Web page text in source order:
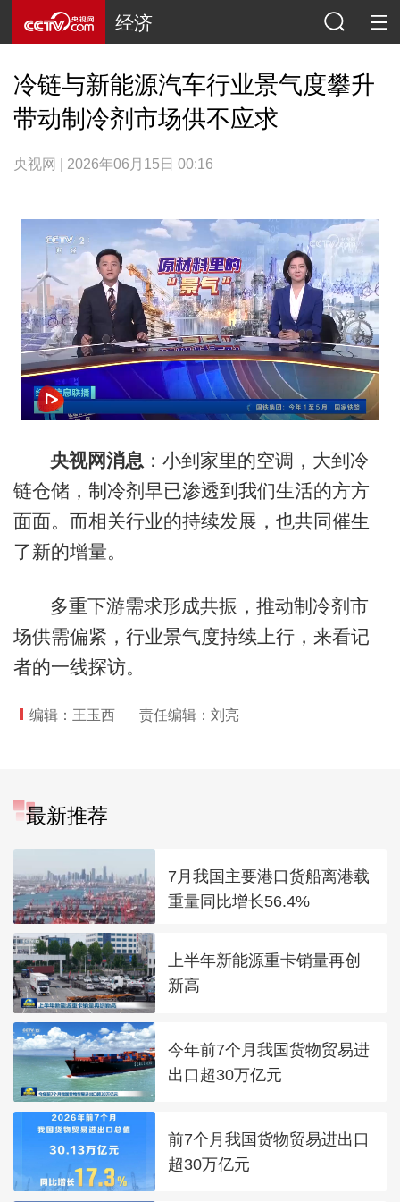
经济
冷链与新能源汽车行业景气度攀升
带动制冷剂市场供不应求
央视网 | 2026年06月15日 00:16
央视网消息 ：小到家里的空调，大到冷
链仓储，制冷剂早已渗透到我们生活的方方
面面。而相关行业的持续发展，也共同催生
了新的增量。
多重下游需求形成共振，推动制冷剂市
场供需偏紧，行业景气度持续上行，来看记
者的一线探访。
编辑：王玉西 责任编辑：刘亮
最新推荐
7月我国主要港口货船离港载
重量同比增长56.4%
上半年新能源重卡销量再创
新高
今年前7个月我国货物贸易进
出口超30万亿元
前7个月我国货物贸易进出口
超30万亿元